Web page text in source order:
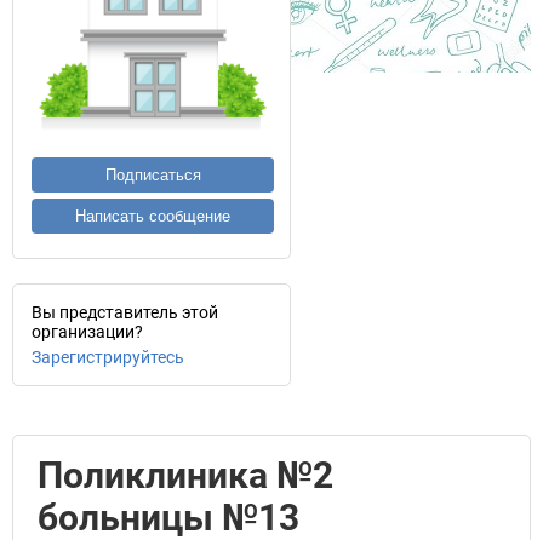
Подписаться
Написать сообщение
Вы представитель этой
организации?
Зарегистрируйтесь
Поликлиника №2
больницы №13